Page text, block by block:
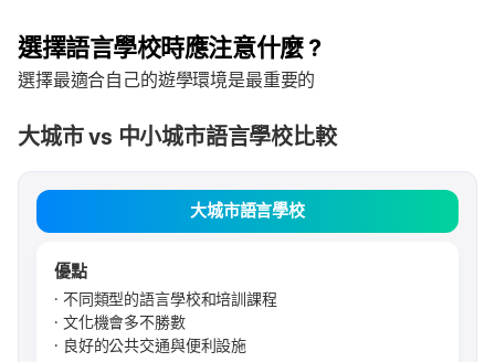
選擇語言學校時應注意什麼？
選擇最適合自己的遊學環境是最重要的
大城市 vs 中小城市語言學校比較
大城市語言學校
優點
不同類型的語言學校和培訓課程
文化機會多不勝數
良好的公共交通與便利設施